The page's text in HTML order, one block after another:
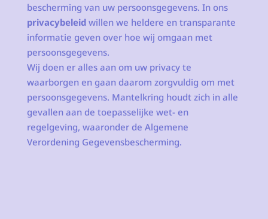
bescherming van uw persoonsgegevens. In ons
privacybeleidwillen we heldere en transparante
informatie geven over hoe wij omgaan met
persoonsgegevens.
Wij doen er alles aan om uw privacy te
waarborgen en gaan daarom zorgvuldig om met
persoonsgegevens. Mantelkring houdt zich in alle
gevallen aan de toepasselijke wet- en
regelgeving, waaronder de Algemene
Verordening Gegevensbescherming.